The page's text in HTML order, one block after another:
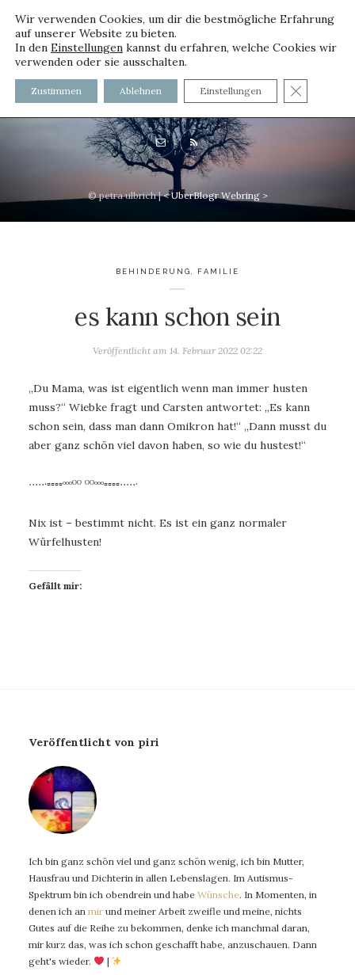
voller worte - mit und ohne
Innenfutter
© petra ulbrich |< UberBlogr Webring >
BEHINDERUNG, FAMILIE
es kann schon sein
Veröffentlicht am 14. Februar 2022 02:22
„Du Mama, was ist eigentlich wenn man immer husten
muss?“ Wiebke fragt und Carsten antwortet: „Es kann
schon sein, dass man dann Omikron hat!“ „Dann musst du
aber ganz schön viel davon haben, so wie du hustest!“
∙∙∙∙∙·▫▫▫▫ᵒᵒᵒᴼᴼ ᴼᴼᵒᵒᵒ▫▫▫▫∙∙∙∙∙·
Nix ist – bestimmt nicht. Es ist ein ganz normaler
Würfelhusten!
Gefällt mir:
Veröffentlicht von piri
Ich bin ganz schön viel und ganz schön wenig, ich bin Mutter,
Hausfrau und Dichterin in allen Lebenslagen. Im Autismus-
Spektrum bin ich obendrein und habe Wünsche. In Momenten, in
denen ich an mir und meiner Arbeit zweifle und meine, nichts
Gutes auf die Reihe zu bekommen, denke ich manchmal daran,
mir kurz das, was ich schon geschafft habe, anzuschauen. Dann
geht's wieder.
|
Wir verwenden Cookies, um dir die bestmögliche Erfahrung
auf unserer Website zu bieten.
In den Einstellungen kannst du erfahren, welche Cookies wir
verwenden oder sie ausschalten.
Zustimmen Ablehnen Einstellungen GDPR